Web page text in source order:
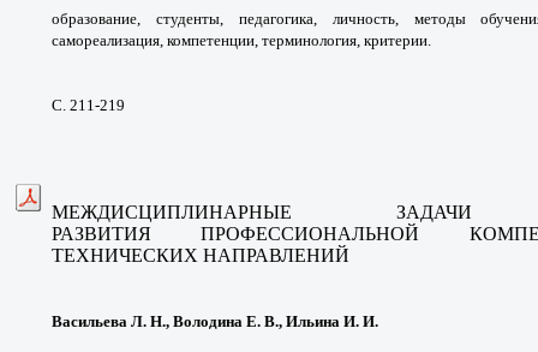
образование, студенты, педагогика, личность, методы
самореализация, компетенции, терминология, критерии.
С. 211-219
МЕЖДИСЦИПЛИНАРНЫЕ
РАЗВИТИЯПРОФЕССИОНАЛЬНОЙ
ТЕХНИЧЕСКИХ НАПРАВЛЕНИЙ
Васильева Л. Н., Володина Е. В., Ильина И. И.